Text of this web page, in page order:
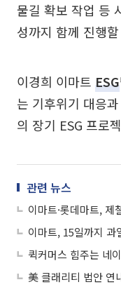
물길 확보 작업 등
성까지 함께 진행
이경희 이마트 ESG
는 기후위기 대응
의 장기 ESG 프로
관련 뉴스
이마트·롯데마트,
이마트, 15일까지
퀵커머스 힘주는 네